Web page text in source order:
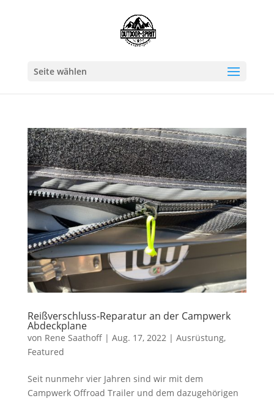
Seite wählen
Reißverschluss-Reparatur an der Campwerk
Abdeckplane
von Rene Saathoff| Aug. 17, 2022 | Ausrüstung,
Featured
Seit nunmehr vier Jahren sind wir mit dem
Campwerk Offroad Trailer und dem dazugehörigen